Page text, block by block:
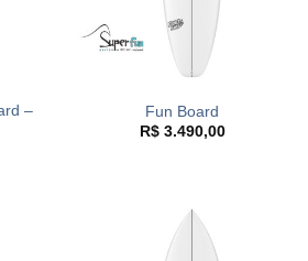
–
Fun Board
R$3.490,00